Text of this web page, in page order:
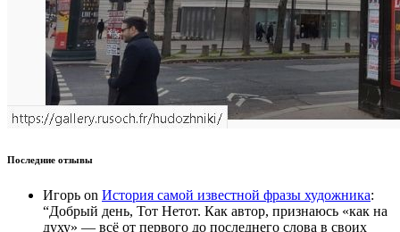
Последние отзывы
Игорь on История самой известной фразы художника:
“Добрый день, Тот Нетот. Как автор, признаюсь «как на
духу» — всё от первого до последнего слова в своих